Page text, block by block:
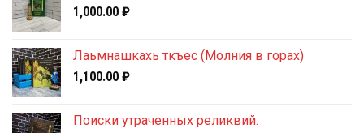
1,000.00 ₽
Лаьмнашкахь ткъес (Молния в горах)
1,100.00 ₽
Поиски утраченных реликвий.